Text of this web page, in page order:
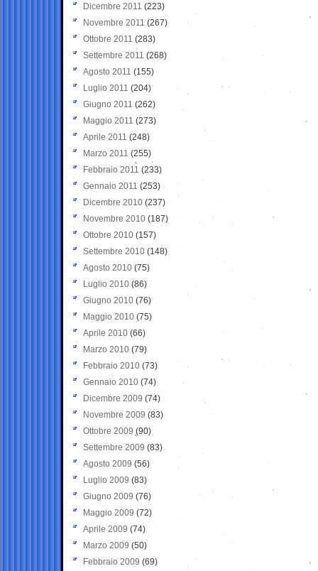
Dicembre 2011 (223)
Novembre 2011 (267)
Ottobre 2011 (283)
Settembre 2011 (268)
Agosto 2011 (155)
Luglio 2011 (204)
Giugno 2011 (262)
Maggio 2011 (273)
Aprile 2011 (248)
Marzo 2011 (255)
Febbraio 2011 (233)
Gennaio 2011 (253)
Dicembre 2010 (237)
Novembre 2010 (187)
Ottobre 2010 (157)
Settembre 2010 (148)
Agosto 2010 (75)
Luglio 2010 (86)
Giugno 2010 (76)
Maggio 2010 (75)
Aprile 2010 (66)
Marzo 2010 (79)
Febbraio 2010 (73)
Gennaio 2010 (74)
Dicembre 2009 (74)
Novembre 2009 (83)
Ottobre 2009 (90)
Settembre 2009 (83)
Agosto 2009 (56)
Luglio 2009 (83)
Giugno 2009 (76)
Maggio 2009 (72)
Aprile 2009 (74)
Marzo 2009 (50)
Febbraio 2009 (69)